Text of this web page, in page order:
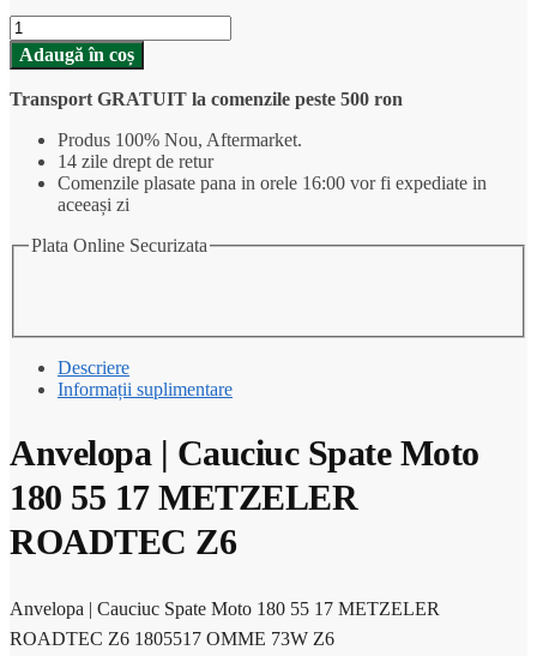
Cantitate
Anvelopa
|
Cauciuc
Spate
METZELER
ROADTEC
Adaugă în coș
Transport GRATUIT la comenzile peste 500 ron
Produs 100% Nou, Aftermarket.
14 zile drept de retur
Comenzile plasate pana in orele 16:00 vor fi expediate in
aceeași zi
Plata Online Securizata
Descriere
Informații suplimentare
Anvelopa | Cauciuc Spate Moto
180 55 17 METZELER
ROADTEC Z6
Anvelopa | Cauciuc Spate Moto 180 55 17 METZELER
ROADTEC Z6 1805517 OMME 73W Z6